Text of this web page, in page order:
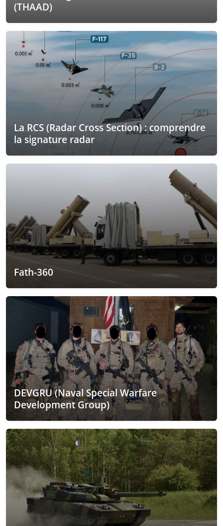
(THAAD)
La RCS (Radar Cross Section) : comprendre
la signature radar
Fath-360
DEVGRU (Naval Special Warfare
Development Group)